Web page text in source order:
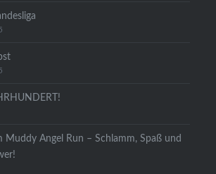
Muddy Angel Run – Schlamm, Spaß und